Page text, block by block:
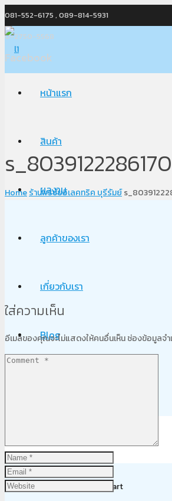
081-552-6175 , 089-814-5931
0-2750-5568
Facebook
หน้าแรก
สินค้า
ผลงาน
ลูกค้าของเรา
เกี่ยวกับเรา
Blog
Product was added to your cart
s_8039122286170
Homeร้านพรชัยอิเลคทริค บุรีรัมย์
ใส่ความเห็น
อีเมลของคุณจะไม่แสดงให้คนอื่นเห็นช่องข้อมูลจำ